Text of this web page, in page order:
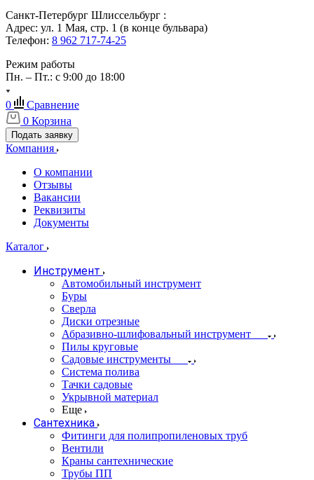
Санкт-Петербург Шлиссельбург :
Адрес: ул. 1 Мая, стр. 1 (в конце бульвара)
Телефон: 8 962 717-74-25
Режим работы
Пн. – Пт.: с 9:00 до 18:00
0
Сравнение
0 Корзина
Подать заявку
Компания
О компании
Отзывы
Вакансии
Реквизиты
Документы
Каталог
Инструмент
Автомобильный инструмент
Буры
Сверла
Диски отрезные
Абразивно-шлифовальный инструмент
Пилы круговые
Садовые инструменты
Система полива
Тачки садовые
Укрывной материал
Еще
Сантехника
Фитинги для полипропиленовых труб
Вентили
Краны сантехнические
Трубы ПП